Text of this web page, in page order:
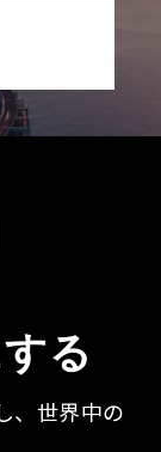
る
、世界中の